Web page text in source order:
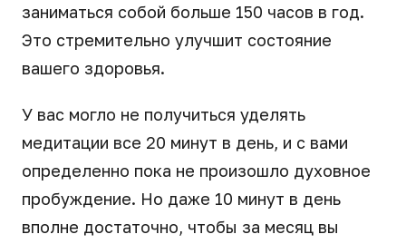
заниматься собой больше 150 часов в год.
Это стремительно улучшит состояние
вашего здоровья.
У вас могло не получиться уделять
медитации все 20 минут в день, и с вами
определенно пока не произошло духовное
пробуждение. Но даже 10 минут в день
вполне достаточно, чтобы за месяц вы